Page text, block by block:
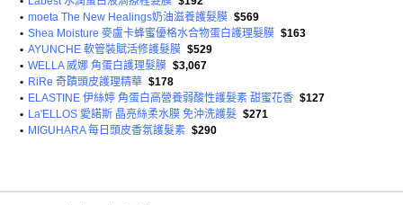
• moeta The New Healings奶油滋養護髮膜 $569
• Shea Moisture 麥盧卡蜂蜜優格水合物蛋白護理髮膜 $163
• AYUNCHE 軟管裝賦活修護髮膜 $529
• WELLA 威娜 角蛋白護理髮膜 $3,067
• RiRe 奇蹟頭皮護理精華 $178
• ELASTINE 伊絲婷 角蛋白高營養弱酸性護髮素 甜蜜花香 $127
• La'ELLOS 愛諾斯 晶亮絲柔水膜 免沖洗護髮 $271
• MIGUHARA 每日頭皮香氛護髮素 $290